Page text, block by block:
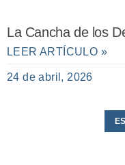
La Cancha de los
LEER ARTÍCULO »
24 de abril, 2026